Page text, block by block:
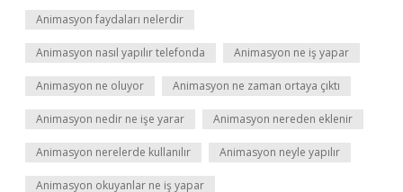
Animasyon faydaları nelerdir
Animasyon nasıl yapılır telefonda Animasyon ne iş yapar
Animasyon ne oluyor Animasyon ne zaman ortaya çıktı
Animasyon nedir ne işe yarar Animasyon nereden eklenir
Animasyon nerelerde kullanılır Animasyon neyle yapılır
Animasyon okuyanlar ne iş yapar